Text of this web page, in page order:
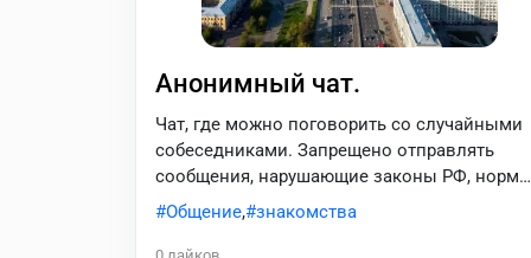
Анонимный чат.
Чат, где можно поговорить со случайными
собеседниками. Запрещено отправлять
сообщения, нарушающие законы РФ, нормы
общественной морали, содержащие
Общение, знакомства